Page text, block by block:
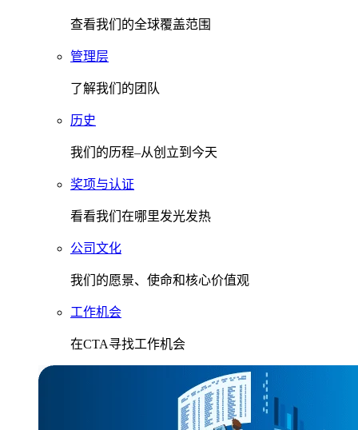
查看我们的全球覆盖范围
管理层
了解我们的团队
历史
我们的历程–从创立到今天
奖项与认证
看看我们在哪里发光发热
公司文化
我们的愿景、使命和核心价值观
工作机会
在CTA寻找工作机会